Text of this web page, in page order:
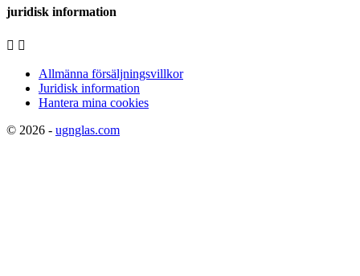
juridisk information
 
Allmänna försäljningsvillkor
Juridisk information
Hantera mina cookies
© 2026 - ugnglas.com